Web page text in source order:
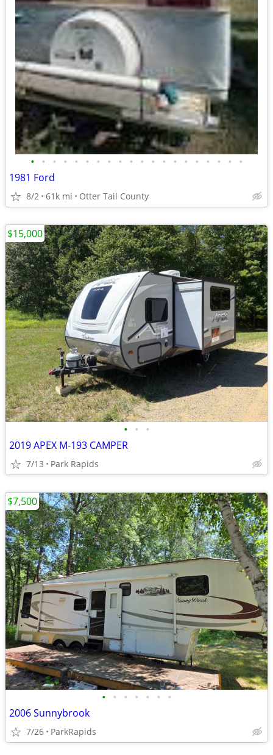
• • • • • • • • • • • • • • • • • • • •
1981 Ford
8/2 61k mi Otter Tail County
• • •
2019 APEX M-193 CAMPER
7/13 Park Rapids
$15,000
• • • • • • •
2006 Sunnybrook
7/26 ParkRapids
$7,500